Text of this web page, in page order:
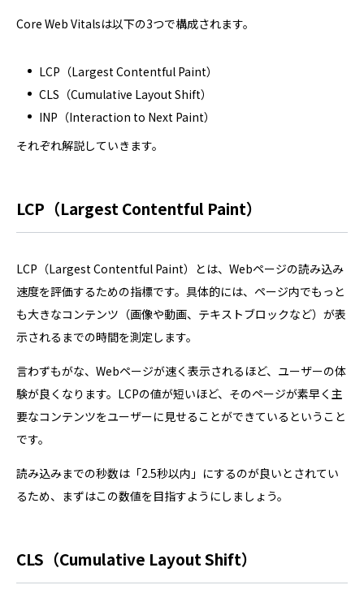
Core Web Vitalsは以下の3つで構成されます。
LCP（Largest Contentful Paint）
CLS（Cumulative Layout Shift）
INP（Interaction to Next Paint）
それぞれ解説していきます。
LCP（Largest Contentful Paint）
LCP（Largest Contentful Paint）とは、Webページの読み込み
速度を評価するための指標です。具体的には、ページ内でもっと
も大きなコンテンツ（画像や動画、テキストブロックなど）が表
示されるまでの時間を測定します。
言わずもがな、Webページが速く表示されるほど、ユーザーの体
験が良くなります。LCPの値が短いほど、そのページが素早く主
要なコンテンツをユーザーに見せることができているということ
です。
読み込みまでの秒数は「2.5秒以内」にするのが良いとされてい
るため、まずはこの数値を目指すようにしましょう。
CLS（Cumulative Layout Shift）